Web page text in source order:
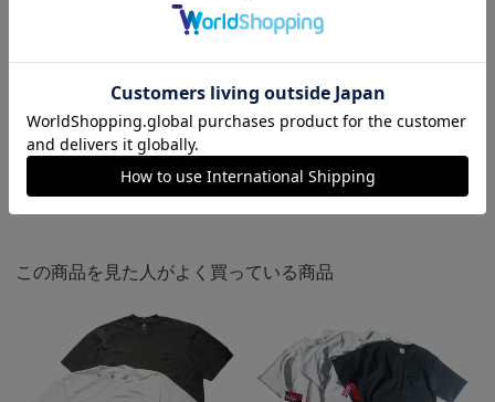
ブズドジャーズ
HOME ブランドから選ぶ
ピンクスホットドッグス PINK’S HOTDOGS 半袖 Tシャツ ピンクスラ
この商品を見た人がよく買っている商品